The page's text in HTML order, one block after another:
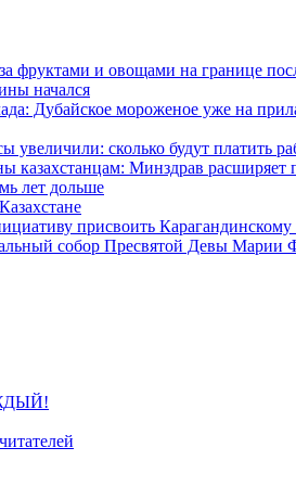
фруктами и овощами на границе
начался
Дубайское мороженое уже на
увеличили: сколько будут платить
казахстанцам: Минздрав расширяет
лет дольше
присвоить
собор Пресвятой Девы Марии